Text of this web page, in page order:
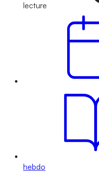
lecture
hebdo